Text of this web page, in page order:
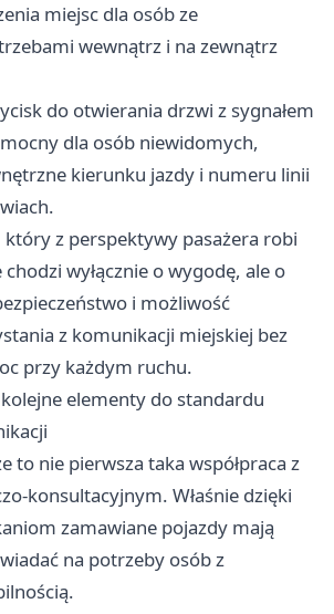
miejsc dla osób ze
wewnątrz i na zewnątrz
do otwierania drzwi z sygnałem
dla osób niewidomych,
kierunku jazdy i numeru linii
który z perspektywy pasażera robi
wyłącznie o wygodę, ale o
i możliwość
z komunikacji miejskiej bez
przy każdym ruchu.
elementy do standardu
to nie pierwsza taka współpraca z
konsultacyjnym. Właśnie dzięki
zamawiane pojazdy mają
na potrzeby osób z